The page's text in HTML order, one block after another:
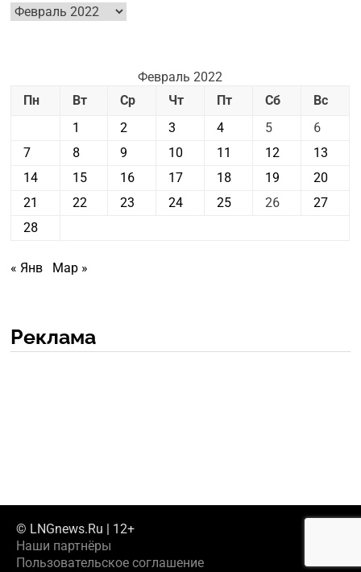
Архив
новостей
Февраль 2022
Пн
Вт Ср Чт Пт Сб
Вс
1
2 3 4 5
6
7
8 9 10 11 12
13
14
15 16 17 18 19
20
21
22 23 24 25 26
27
28
« Янв Мар »
Реклама
© LNGnews.Ru | 12+
Наши партнёры
Пользовательское соглашение